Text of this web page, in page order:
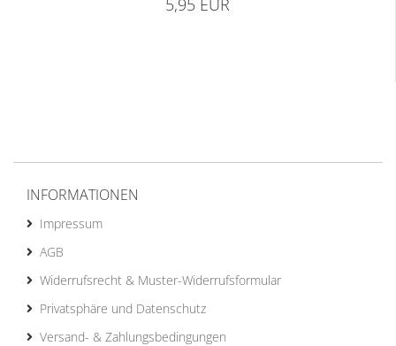
5,95 EUR
INFORMATIONEN
Impressum
AGB
Widerrufsrecht & Muster-Widerrufsformular
Privatsphäre und Datenschutz
Versand- & Zahlungsbedingungen